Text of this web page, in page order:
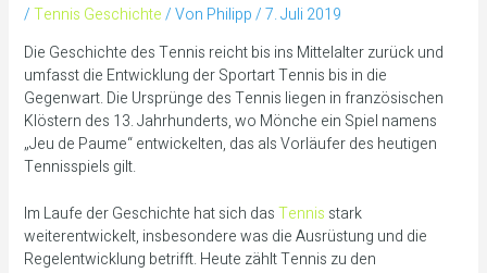
/Tennis Geschichte/ Von Philipp/7. Juli 2019
Die Geschichte des Tennis reicht bis ins Mittelalter zurück und
umfasst die Entwicklung der Sportart Tennis bis in die
Gegenwart. Die Ursprünge des Tennis liegen in französischen
Klöstern des 13. Jahrhunderts, wo Mönche ein Spiel namens
„Jeu de Paume“ entwickelten, das als Vorläufer des heutigen
Tennisspiels gilt.
Im Laufe der Geschichte hat sich dasTennis stark
weiterentwickelt, insbesondere was die Ausrüstung und die
Regelentwicklung betrifft. Heute zählt Tennis zu den